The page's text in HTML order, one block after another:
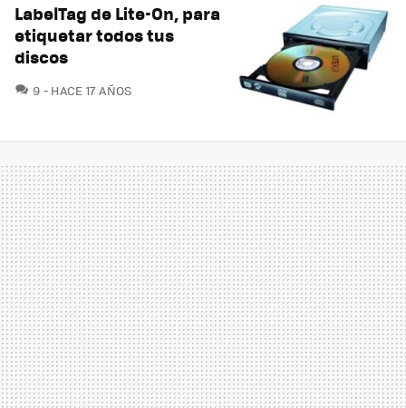
LabelTag de Lite-On, para
etiquetar todos tus
discos
9 COMENTARIOS
HACE 17 AÑOS